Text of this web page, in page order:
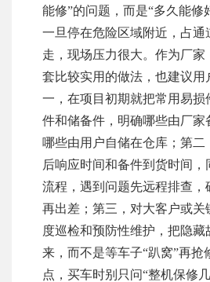
能修”的问题，而是“多久能修
一旦停在危险区域附近，占通
走，现场压力很大。作为厂家
套比较实用的做法，也建议用
一，在项目初期就把常用易损
件和储备件，明确哪些由厂家
哪些由用户自储在仓库；第二
后响应时间和备件到货时间
流程，遇到问题先远程排查，
再出差；第三，对大客户或关
度巡检和预防性维护，把隐藏
来，而不是等车子“趴窝”再抢
点，买车时别只问“整机保修